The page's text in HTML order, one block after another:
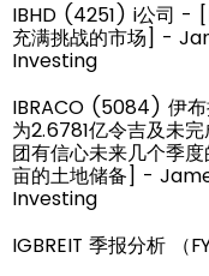
IBHD (4251) i公司 -
充满挑战的市场] -
Investing
IBRACO (5084) 伊布
为2.6781亿令吉及未
团有信心未来几个季
亩的土地储备] -
Investing
IGBREIT 季报分析 （